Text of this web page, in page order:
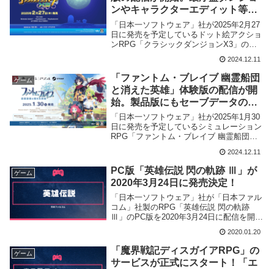
ンやキャラクターエディット等が
楽しめる
「日本一ソフトウェア」社が2025年2月27
日に発売を予定しているドット絵アクショ
ンRPG「クラシックダンジョンX3」の体
2024.12.11
ゲーム
「ファントム・ブレイブ 幽霊船団
と消えた英雄」体験版の配信が開
始。製品版にもセーブデータの移
行が可能
「日本一ソフトウェア」社が2025年1月30
日に発売を予定しているシミュレーション
RPG「ファントム・ブレイブ 幽霊船団と
2024.12.11
ゲーム
PC版「英雄伝説 閃の軌跡 Ⅲ」が
2020年3月24日に発売決定！
「日本一ソフトウェア」社が「日本ファル
コム」社製のRPG「英雄伝説 閃の軌跡
Ⅲ」のPC版を2020年3月24日に配信を開始
2020.01.20
ゲーム
「魔界戦記ディスガイアRPG」の
サービスが正式にスタート！「エ